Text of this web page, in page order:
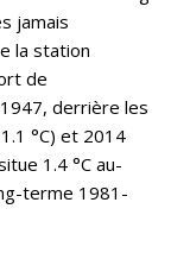
jamais
la station
de
derrière les
°C) et 2014
1.4 °C au-
terme 1981-